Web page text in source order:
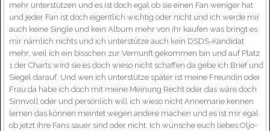
mehr unterstützen und es ist doch egal ob sie einen Fan weniger hat
und jeder Fan ist doch eigentlich wichtig oder nicht und ich werde mir
auch keine Single und kein Album mehr von ihr kaufen was bringt es
mir nämlich nichts und ich unterstütze auch kein DSDS-Kandidat
mehr, weil ich ein bisschen zur Vernunft gekommen bin und auf Platz
1 der Charts wird sie es doch wieso nicht schaffen da gebe ich Brief und
Siegel darauf. Und wen ich unterstütze später ist meine Freundin oder
Frau da habe ich doch mit meine Meinung Recht oder das wäre doch
Sinnvoll oder und persönlich will ich wieso nicht Annemarie kennen
lernen das können meintet wegen andere machen und es ist mir egal
ob jetzt ihre Fans sauer sind oder nicht. Ich wünsche euch liebes Oljo-